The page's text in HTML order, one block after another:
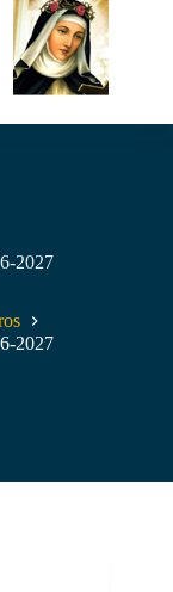
2027
2027